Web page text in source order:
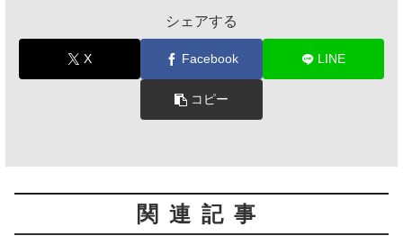
シェアする
X Facebook LINE
コピー
関連記事